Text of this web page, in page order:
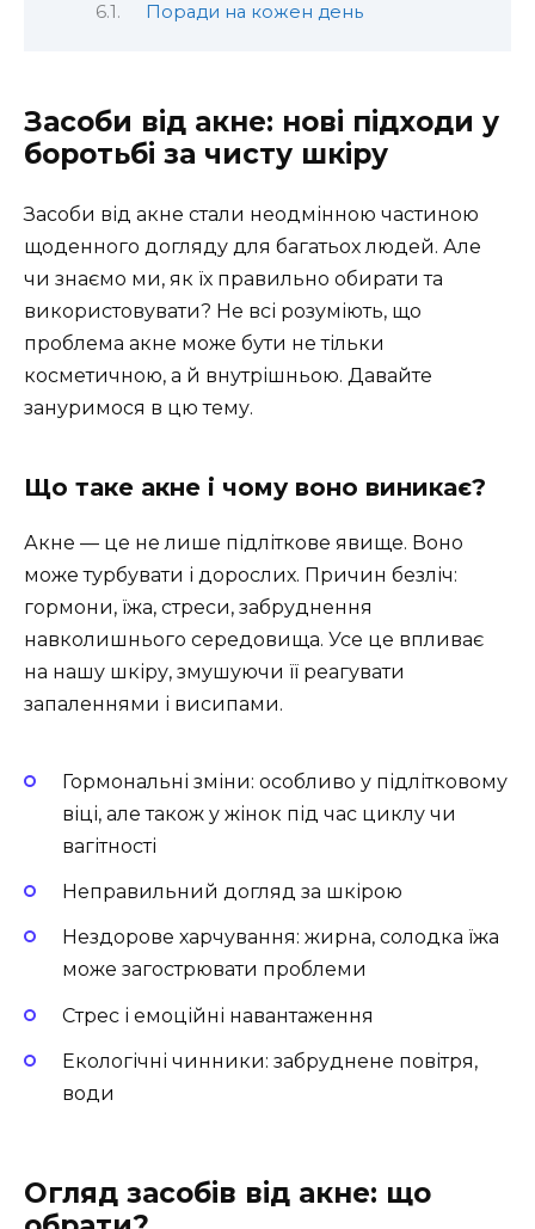
Поради на кожен день
Засоби від акне: нові підходи у
боротьбі за чисту шкіру
Засоби від акне стали неодмінною частиною
щоденного догляду для багатьох людей. Але
чи знаємо ми, як їх правильно обирати та
використовувати? Не всі розуміють, що
проблема акне може бути не тільки
косметичною, а й внутрішньою. Давайте
зануримося в цю тему.
Що таке акне і чому воно виникає?
Акне — це не лише підліткове явище. Воно
може турбувати і дорослих. Причин безліч:
гормони, їжа, стреси, забруднення
навколишнього середовища. Усе це впливає
на нашу шкіру, змушуючи її реагувати
запаленнями і висипами.
Гормональні зміни: особливо у підлітковому
віці, але також у жінок під час циклу чи
вагітності
Неправильний догляд за шкірою
Нездорове харчування: жирна, солодка їжа
може загострювати проблеми
Стрес і емоційні навантаження
Екологічні чинники: забруднене повітря,
води
Огляд засобів від акне: що